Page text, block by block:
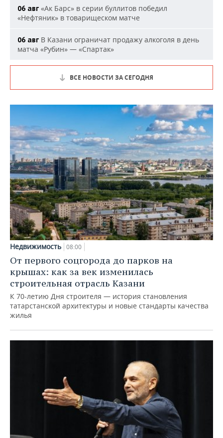
06 авг «Ак Барс» в серии буллитов победил
«Нефтяник» в товарищеском матче
06 авг В Казани ограничат продажу алкоголя в день
матча «Рубин» — «Спартак»
ВСЕ НОВОСТИ ЗА СЕГОДНЯ
Недвижимость 08:00
От первого соцгорода до парков на
крышах: как за век изменилась
строительная отрасль Казани
К 70-летию Дня строителя — история становления
татарстанской архитектуры и новые стандарты качества
жилья